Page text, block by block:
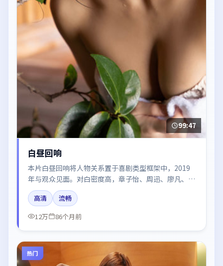
99:47
白昼回响
本片白昼回响将人物关系置于喜剧类型框架中，2019
年与观众见面。对白密度高，章子怡、周迅、廖凡、秦
海璐的台词节奏值得关注；整体气质偏日本都市与冷色
调摄影。
高清
流畅
12万
86个月前
热门